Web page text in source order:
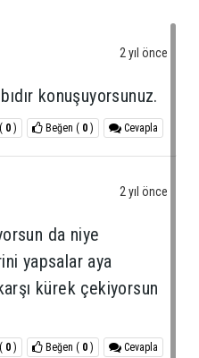
2 yıl önce
konuşuyorsunuz.
Cevapla
Beğen ( 0 )
( 0 )
2 yıl önce
da niye
yapsalar aya
kürek çekiyorsun
Cevapla
Beğen ( 0 )
( 0 )